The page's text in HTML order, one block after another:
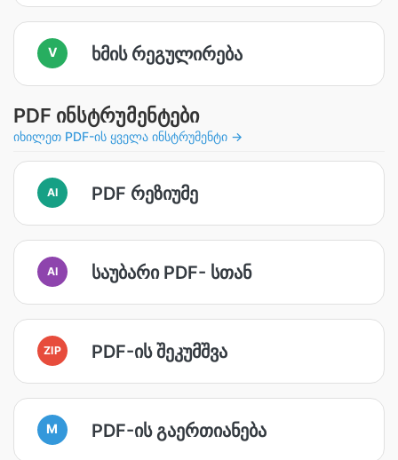
V ხმის რეგულირება
PDF ინსტრუმენტები
იხილეთ PDF-ის ყველა ინსტრუმენტი →
AI PDF რეზიუმე
AI საუბარი PDF- სთან
ZIP PDF-ის შეკუმშვა
M PDF-ის გაერთიანება